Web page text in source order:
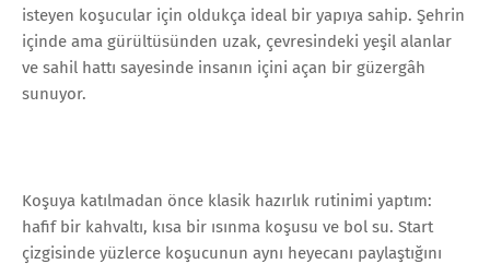
isteyen koşucular için oldukça ideal bir yapıya sahip. Şehrin
içinde ama gürültüsünden uzak, çevresindeki yeşil alanlar
ve sahil hattı sayesinde insanın içini açan bir güzergâh
sunuyor.
Koşuya katılmadan önce klasik hazırlık rutinimi yaptım:
hafif bir kahvaltı, kısa bir ısınma koşusu ve bol su. Start
çizgisinde yüzlerce koşucunun aynı heyecanı paylaştığını